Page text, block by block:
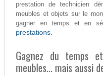
prestation de technicien
meubles et objets sur le
gagner en temps et en
prestations.
Gagnez du temps
meubles... mais aussi